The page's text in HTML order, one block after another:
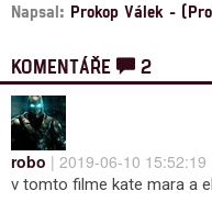
Napsal: Prokop Válek -
KOMENTÁŘE 2
robo | 2019-06-10 15:52:19
v tomto filme kate mara a